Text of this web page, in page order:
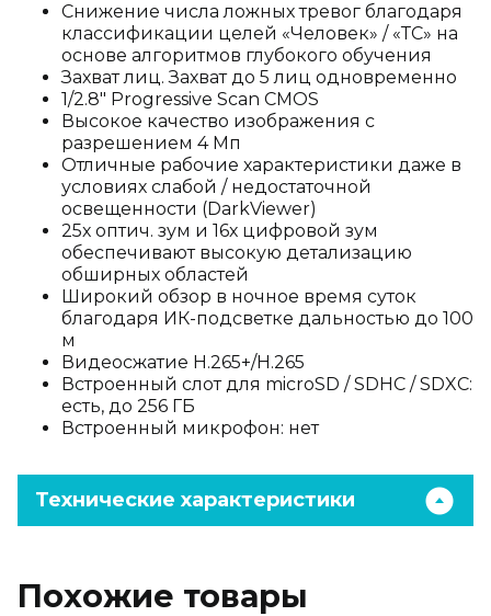
Снижение числа ложных тревог благодаря
классификации целей «Человек» / «ТС» на
основе алгоритмов глубокого обучения
Захват лиц. Захват до 5 лиц одновременно
1/2.8″ Progressive Scan CMOS
Высокое качество изображения с
разрешением 4 Мп
Отличные рабочие характеристики даже в
условиях слабой / недостаточной
освещенности (DarkViewer)
25х оптич. зум и 16х цифровой зум
обеспечивают высокую детализацию
обширных областей
Широкий обзор в ночное время суток
благодаря ИК-подсветке дальностью до 100
м
Видеосжатие H.265+/H.265
Встроенный слот для microSD / SDHC / SDXC:
есть, до 256 ГБ
Встроенный микрофон: нет
Технические характеристики
Похожие товары